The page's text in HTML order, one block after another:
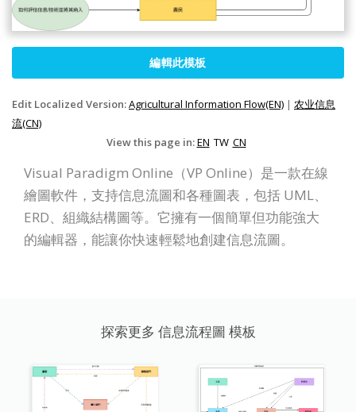
編輯此模板
Edit Localized Version:Agricultural Information Flow(EN) | 农业信息
流(CN)
View this page in:EN TW CN
Visual Paradigm Online（VP Online）是一款在線
繪圖軟件，支持信息流圖和各種圖表，包括 UML、
ERD、組織結構圖等。它擁有一個簡單但功能強大
的編輯器，能讓你快速輕鬆地創建信息流圖。
探索更多 信息流程圖 模板